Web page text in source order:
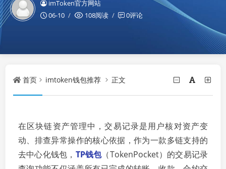
imToken官方网站
06-10
108阅读 0评论
首页 imtoken钱包推荐 正文
在区块链资产管理中，交易记录是用户核对资产变
动、排查异常操作的核心依据，作为一款多链支持的
去中心化钱包， TP钱包（TokenPocket）的交易记录